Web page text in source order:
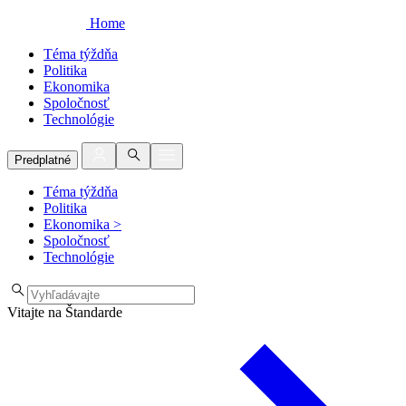
Home
Téma týždňa
Politika
Ekonomika
Spoločnosť
Technológie
Predplatné
Téma týždňa
Politika
Ekonomika >
Spoločnosť
Technológie
Vitajte na Štandarde